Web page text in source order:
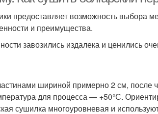
предоставляет возможность выбора
и преимущества.
завозились издалека и ценились
шириной примерно 2 см, после
для процесса — +50°С.
сушилка многоуровневая и